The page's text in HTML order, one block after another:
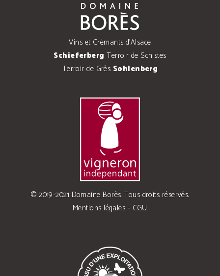
Vins et Crémants d'Alsace
Schieferberg Terroir de Schistes
Terroir de Grès Sohlenberg
© 2019-2021 Domaine Borès. Tous droits réservés.
Mentions légales - CGU